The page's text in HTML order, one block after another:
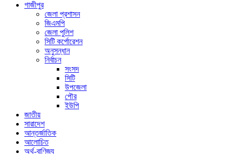
গাজীপুর
জেলা প্রশাসন
জিএমপি
জেলা পুলিশ
সিটি কর্পোরেশন
অনুসন্ধান
নির্বাচন
সংসদ
সিটি
উপজেলা
পৌর
ইউপি
জাতীয়
সারাদেশ
আন্তর্জাতিক
আলোচিত
অর্থ-বাণিজ্য